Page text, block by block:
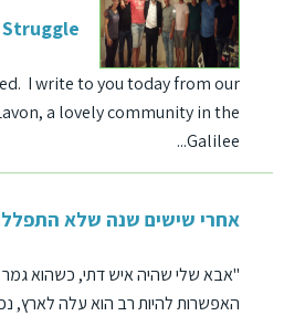
Struggle
I write to you today from our
a lovely community in the
Galilee...
אחרי שישים שנה שלא
"אבא שלי שהיה איש דתי, כשהוא
האפשרות להיות רב הוא עלה לארץ,